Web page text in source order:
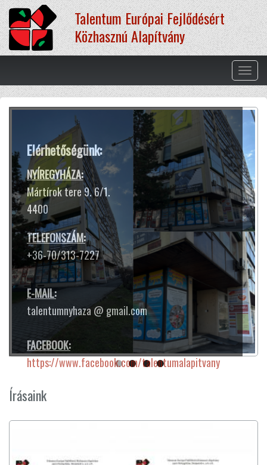
Ugrás
a
tartalomra
Talentum Európai Fejlődésért
Közhasznú Alapítvány
Elérhetőségünk:
NYÍREGYHÁZA:
Mártírok tere 9. 6/1.
4400
TELEFONSZÁM:
+36-70/313-7227
E-MAIL:
talentumnyhaza @ gmail.com
FACEBOOK:
https://www.facebook.com/talentumalapitvany
Terápiás módszereink
A hangtál harangokhoz hasonló
hangja és rezgése segít ellazulni,
kiszakadni a rohanó hétköznapok
sokszor gondterhelt mókuskerekéből.
Jótékony hatással van az idegrendszerre,
harmóniát teremt lelkünkben
és testünkben.
Írásaink